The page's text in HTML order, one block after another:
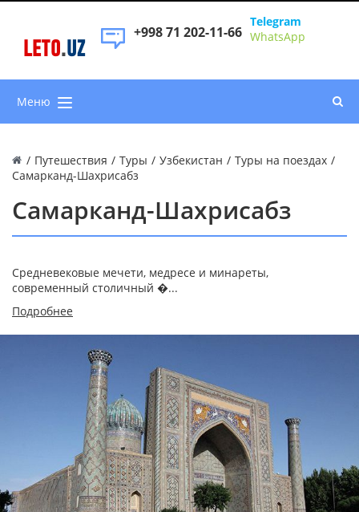
LETO.UZ
+998 71 202-11-66
Telegram
WhatsApp
Меню
/ Путешествия / Туры / Узбекистан / Туры на поездах /
Самарканд-Шахрисабз
Самарканд-Шахрисабз
Средневековые мечети, медресе и минареты,
современный столичный �...
Подробнее